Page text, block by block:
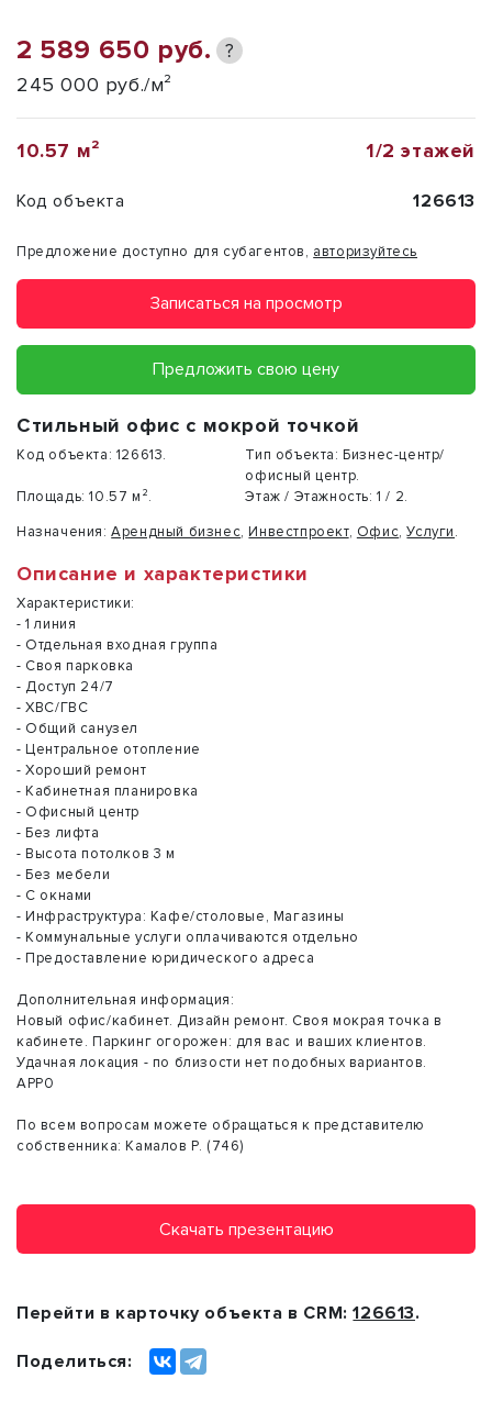
2 589 650 руб. ?
245 000 руб./м²
10.57 м² 1/2 этажей
Код объекта 126613
Предложение доступно для субагентов, авторизуйтесь
Записаться на просмотр
Предложить свою цену
Стильный офис с мокрой точкой
Код объекта: 126613. Тип объекта: Бизнес-центр/
офисный центр.
Площадь: 10.57 м². Этаж / Этажность: 1 / 2.
Назначения: Арендный бизнес, Инвестпроект, Офис,Услуги.
Описание и характеристики
Характеристики:
- 1 линия
- Отдельная входная группа
- Своя парковка
- Доступ 24/7
- ХВС/ГВС
- Общий санузел
- Центральное отопление
- Хороший ремонт
- Кабинетная планировка
- Офисный центр
- Без лифта
- Высота потолков 3 м
- Без мебели
- С окнами
- Инфраструктура: Кафе/столовые, Магазины
- Коммунальные услуги оплачиваются отдельно
- Предоставление юридического адреса
Дополнительная информация:
Новый офис/кабинет. Дизайн ремонт. Своя мокрая точка в
кабинете. Паркинг огорожен: для вас и ваших клиентов.
Удачная локация - по близости нет подобных вариантов.
АРР0
По всем вопросам можете обращаться к представителю
собственника: Камалов Р. (746)
Скачать презентацию
Перейти в карточку объекта в CRM:126613.
Поделиться: